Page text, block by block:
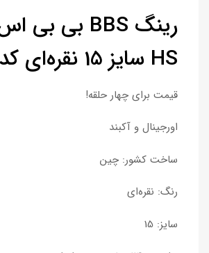
HS سایز 15 نقره‌ای کد 1338
قیمت برای چهار حلقه!
اورجینال و آکبند
ساخت کشور: چین
رنگ: نقره‌ای
سایز: 15